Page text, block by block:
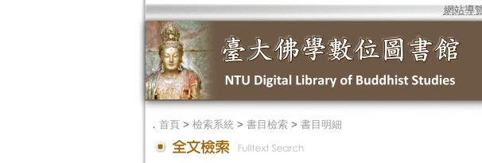
網站導
． 首頁> 檢索系統> 書目檢索> 書目明細